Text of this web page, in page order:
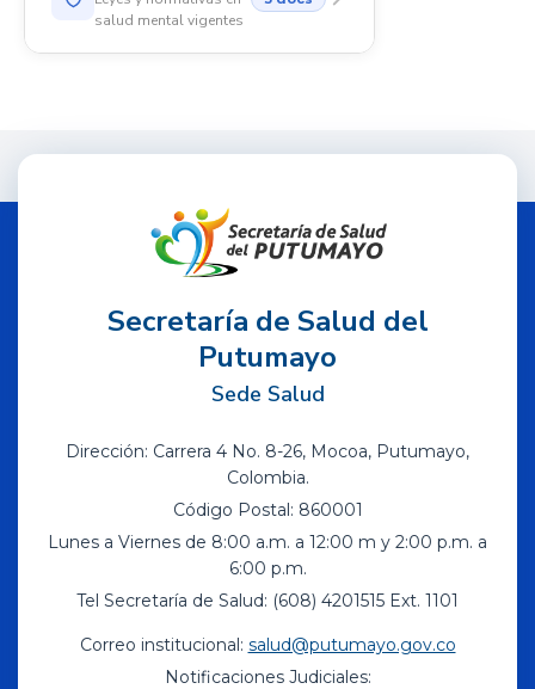
salud mental vigentes
Secretaría de Salud del
Putumayo
Sede Salud
Dirección: Carrera 4 No. 8-26, Mocoa, Putumayo,
Colombia.
Código Postal: 860001
Lunes a Viernes de 8:00 a.m. a 12:00 m y 2:00 p.m. a
6:00 p.m.
Tel Secretaría de Salud: (608) 4201515 Ext. 1101
Correo institucional: salud@putumayo.gov.co
Notificaciones Judiciales: